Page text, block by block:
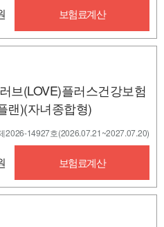
보험료계산
브(LOVE)플러스건강보험
랜)(자녀종합형)
2026-14927호(2026.07.21~2027.07.20)
보험료계산